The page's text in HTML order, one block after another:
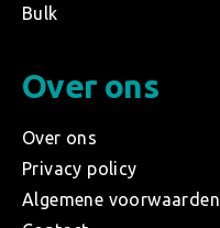
Bulk
Over ons
Over ons
Privacy policy
Algemene voorwaarden